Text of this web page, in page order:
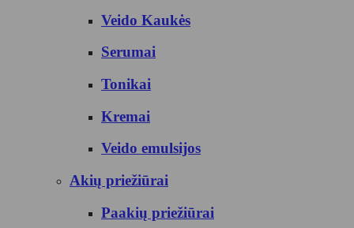
Veido Kaukės
Serumai
Tonikai
Kremai
Veido emulsijos
Akių priežiūrai
Paakių priežiūrai